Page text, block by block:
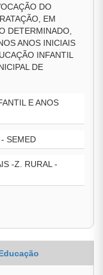
DO
EM
DETERMINADO,
ANOS INICIAIS
INFANTIL
DE
E ANOS
SEMED
-Z. RURAL -